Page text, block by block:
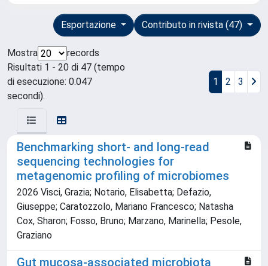
Contributo in rivista (47)
Esportazione
Mostra
records
Risultati 1 - 20 di 47 (tempo
di esecuzione: 0.047
secondi).
1 2 3
Benchmarking short- and long-read
sequencing technologies for
metagenomic profiling of microbiomes
2026 Visci, Grazia; Notario, Elisabetta; Defazio,
Giuseppe; Caratozzolo, Mariano Francesco; Natasha
Cox, Sharon; Fosso, Bruno; Marzano, Marinella; Pesole,
Graziano
Gut mucosa-associated microbiota